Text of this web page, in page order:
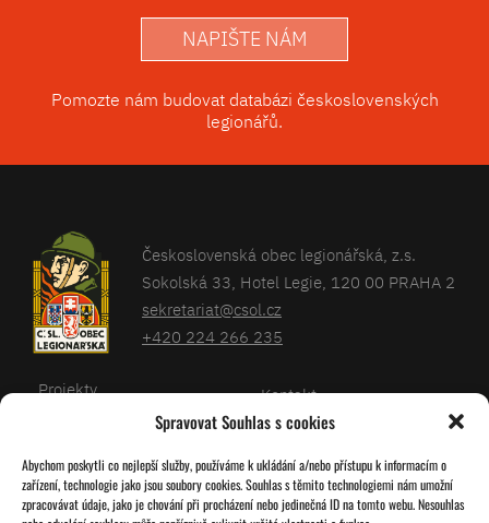
Spravovat Souhlas s cookies
Abychom poskytli co nejlepší služby, používáme k ukládání a/nebo přístupu k informacím o
zařízení, technologie jako jsou soubory cookies. Souhlas s těmito technologiemi nám umožní
zpracovávat údaje, jako je chování při procházení nebo jedinečná ID na tomto webu. Nesouhlas
NAPIŠTE NÁM
Pomozte nám budovat databázi československých
legionářů.
Československá obec legionářská, z.s.
Sokolská 33, Hotel Legie, 120 00 PRAHA 2
sekretariat@csol.cz
+420 224 266 235
Projekty
Kalendář
O nás
Kontakt
Databáze legionářů
Pro členy
Zásady cookies